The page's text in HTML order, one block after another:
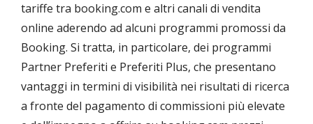
tariffe tra booking.com e altri canali di vendita
online aderendo ad alcuni programmi promossi da
Booking. Si tratta, in particolare, dei programmi
Partner Preferiti e Preferiti Plus, che presentano
vantaggi in termini di visibilità nei risultati di ricerca
a fronte del pagamento di commissioni più elevate